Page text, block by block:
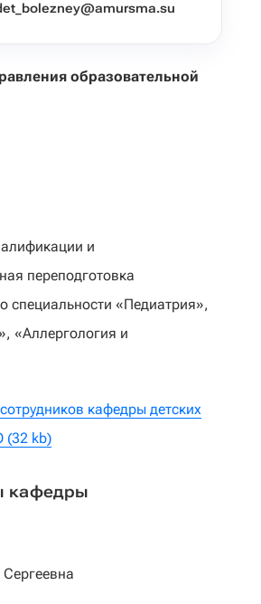
образовательной
и
переподготовка
специальности «Педиатрия»,
«Аллергология и
кафедры детских
(32 kb)
кафедры